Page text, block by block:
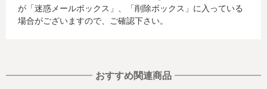
らは、ご利用のカード発行会社及び当該会社が所在する国
を特定することができないため、以下の個人情報保護措置
・発行会社の個人情報保護の措置
なお、個人情報保護委員会のホームページ
が「迷惑メールボックス」、「削除ボックス」に入っている
場合がございますので、ご確認下さい。
おすすめ関連商品